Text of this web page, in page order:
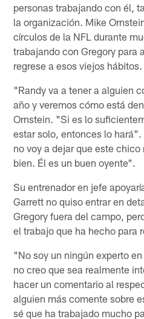
personas trabajando con él,
la organización. Mike
círculos de la NFL durante
trabajando con Gregory para
regrese a esos viejos hábitos.
"Randy va a tener a alguien
año y veremos cómo está
Ornstein. "Si es lo
estar solo, entonces lo hará".
no voy a dejar que este
bien. Él es un buen oyente".
Su entrenador en jefe
Garrett no quiso entrar en
Gregory fuera del campo,
el trabajo que ha hecho para
"No soy un ningún experto
no creo que sea realmente
hacer un comentario al
alguien más comente sobre
sé que ha trabajado mucho